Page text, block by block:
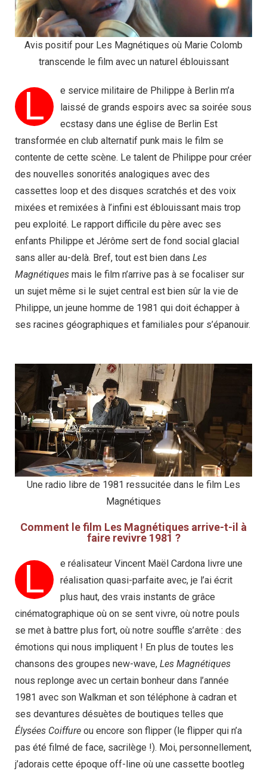
Avis positif pour Les Magnétiques où Marie Colomb
transcende le film avec un naturel éblouissant
L
e service militaire de Philippe à Berlin m’a
laissé de grands espoirs avec sa soirée sous
ecstasy dans une église de Berlin Est
transformée en club alternatif punk mais le film se
contente de cette scène. Le talent de Philippe pour créer
des nouvelles sonorités analogiques avec des
cassettes loop et des disques scratchés et des voix
mixées et remixées à l’infini est éblouissant mais trop
peu exploité. Le rapport difficile du père avec ses
enfants Philippe et Jérôme sert de fond social glacial
sans aller au-delà. Bref, tout est bien dans Les
Magnétiques mais le film n’arrive pas à se focaliser sur
un sujet même si le sujet central est bien sûr la vie de
Philippe, un jeune homme de 1981 qui doit échapper à
ses racines géographiques et familiales pour s’épanouir.
Une radio libre de 1981 ressucitée dans le film Les
Magnétiques
Comment le film Les Magnétiques arrive-t-il à
faire revivre 1981 ?
L
e réalisateur Vincent Maël Cardona livre une
réalisation quasi-parfaite avec, je l’ai écrit
plus haut, des vrais instants de grâce
cinématographique où on se sent vivre, où notre pouls
se met à battre plus fort, où notre souffle s’arrête : des
émotions qui nous impliquent ! En plus de toutes les
chansons des groupes new-wave, Les Magnétiques
nous replonge avec un certain bonheur dans l’année
1981 avec son Walkman et son téléphone à cadran et
ses devantures désuètes de boutiques telles que
Élysées Coiffure ou encore son flipper (le flipper qui n’a
pas été filmé de face, sacrilège !). Moi, personnellement,
j’adorais cette époque off-line où une cassette bootleg